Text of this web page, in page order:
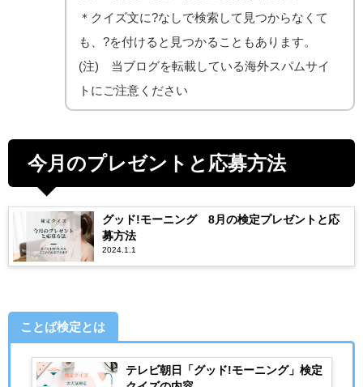
＊クイズ文に?なしで検索して見つからなくて
も、?を付けると見つかることもあります。
(注) 当ブログを転載している海外スパムサイ
トにご注意ください
今月のプレゼントと応募方法
グッド!モーニング 8月の検定プレゼントと応
募方法
2024.1.1
ことば検定とは
テレビ朝日「グッド!モーニング」検定